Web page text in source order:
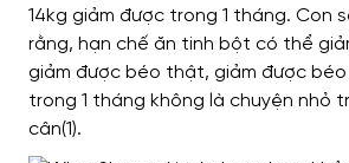
14kg giảm được trong 1 tháng. Con
rằng, hạn chế ăn tinh bột có thể
giảm được béo thật, giảm được béo
trong 1 tháng không là chuyện nhỏ
cân(1).